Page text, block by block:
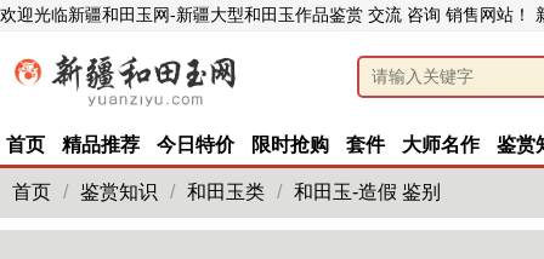
欢迎光临新疆和田玉网-新疆大型和田玉作品鉴赏 交流 咨询 销售网站！
首页 精品推荐 今日特价 限时抢购 套件 大师名作 鉴赏
首页 / 鉴赏知识 / 和田玉类 / 和田玉-造假 鉴别